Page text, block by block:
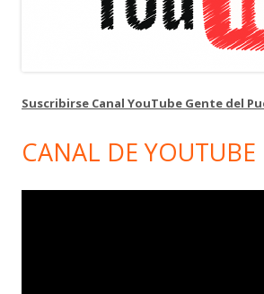
Suscribirse Canal YouTube Gente del
CANAL DE YOUTUBE